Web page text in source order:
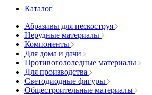
Каталог
Абразивы для пескоструя
Нерудные материалы
Компоненты
Для дома и дачи
Противогололедные материалы
Для производства
Светодиодные фигуры
Общестроительные материалы